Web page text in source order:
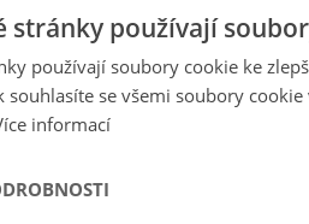
Skleněný obraz Most New York se
stránky používají
používají soubory cookie ke
souhlasíte se všemi soubory
informací